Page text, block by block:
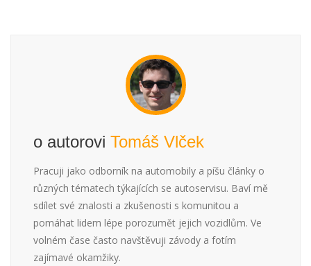
o autorovi Tomáš Vlček
Pracuji jako odborník na automobily a píšu články o
různých tématech týkajících se autoservisu. Baví mě
sdílet své znalosti a zkušenosti s komunitou a
pomáhat lidem lépe porozumět jejich vozidlům. Ve
volném čase často navštěvuji závody a fotím
zajímavé okamžiky.